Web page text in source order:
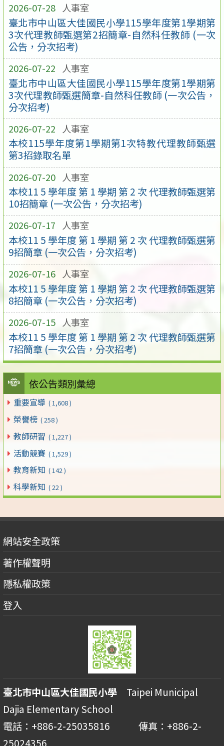
2026-07-28 人事室
臺北市中山區大佳國民小學115學年度第1學期第
3次代理教師甄選第2招簡章-自然科任教師 (一次
公告，分次招考)
2026-07-22 人事室
臺北市中山區大佳國民小學115學年度第1學期第
3次代理教師甄選簡章-自然科任教師 (一次公告，
分次招考)
2026-07-22 人事室
本校115學年度第1學期第1次特教代理教師甄選
第3招錄取名單
2026-07-20 人事室
本校11 5 學年度 第 1 學期 第 2 次 代理教師甄選第
10招簡章 (一次公告，分次招考)
2026-07-17 人事室
本校11 5 學年度 第 1 學期 第 2 次 代理教師甄選第
9招簡章 (一次公告，分次招考)
2026-07-16 人事室
本校11 5 學年度 第 1 學期 第 2 次 代理教師甄選第
8招簡章 (一次公告，分次招考)
2026-07-15 人事室
本校11 5 學年度 第 1 學期 第 2 次 代理教師甄選第
7招簡章 (一次公告，分次招考)
依公告類別彙總
重要宣導 ( 1,608 )
榮譽榜 ( 258 )
教師研習 ( 1,227 )
活動競賽 ( 1,529 )
教育新知 ( 142 )
科學新知 ( 22 )
網站安全政策
著作權聲明
隱私權政策
登入
臺北市中山區大佳國民小學 Taipei Municipal
Dajia Elementary School
電話：+886-2-25035816 傳真：+886-2-
25024356